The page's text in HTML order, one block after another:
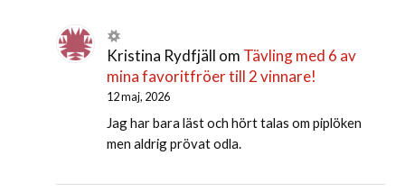
Kristina Rydfjäll om Tävling med 6 av
mina favoritfröer till 2 vinnare!
12 maj, 2026
Jag har bara läst och hört talas om piplöken
men aldrig prövat odla.